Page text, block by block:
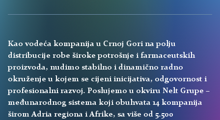
Kao vodeća kompanija u Crnoj Gori na polju
distribucije robe široke potrošnje i farmaceutskih
proizvoda, nudimo stabilno i dinamično radno
okruženje u kojem se cijeni inicijativa, odgovornost i
profesionalni razvoj. Poslujemo u okviru Nelt Grupe –
međunarodnog sistema koji obuhvata 14 kompanija
širom Adria regiona i Afrike, sa više od 5.500